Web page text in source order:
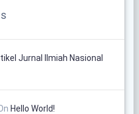
Jurnal Ilmiah Nasional
Hello World!